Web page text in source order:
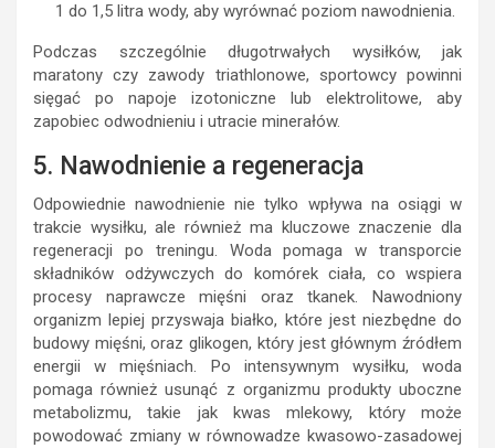
1 do 1,5 litra wody, aby wyrównać poziom nawodnienia.
Podczas szczególnie długotrwałych wysiłków, jak
maratony czy zawody triathlonowe, sportowcy powinni
sięgać po napoje izotoniczne lub elektrolitowe, aby
zapobiec odwodnieniu i utracie minerałów.
5. Nawodnienie a regeneracja
Odpowiednie nawodnienie nie tylko wpływa na osiągi w
trakcie wysiłku, ale również ma kluczowe znaczenie dla
regeneracji po treningu. Woda pomaga w transporcie
składników odżywczych do komórek ciała, co wspiera
procesy naprawcze mięśni oraz tkanek. Nawodniony
organizm lepiej przyswaja białko, które jest niezbędne do
budowy mięśni, oraz glikogen, który jest głównym źródłem
energii w mięśniach. Po intensywnym wysiłku, woda
pomaga również usunąć z organizmu produkty uboczne
metabolizmu, takie jak kwas mlekowy, który może
powodować zmiany w równowadze kwasowo-zasadowej